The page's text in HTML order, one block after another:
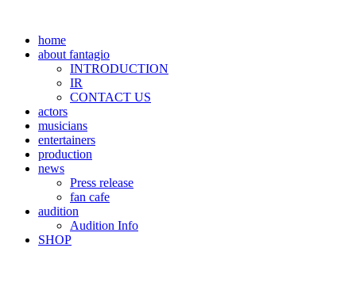
home
about fantagio
INTRODUCTION
IR
CONTACT US
actors
musicians
entertainers
production
news
Press release
fan cafe
audition
Audition Info
SHOP